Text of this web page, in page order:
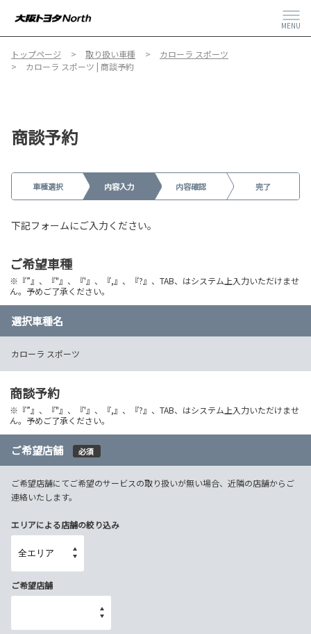
MENU
トップページ 取り扱い車種
カローラ スポーツ
カローラ スポーツ | 商談予約
商談予約
車種選択 内容入力 内容確認 完了
下記フォームにご入力ください。
ご希望車種
※『”』、『"』、『'』、『,』、『?』、TAB、はシステム上入力いただけませ
ん。予めご了承ください。
選択車種名
カローラ スポーツ
商談予約
※『”』、『"』、『'』、『,』、『?』、TAB、はシステム上入力いただけませ
ん。予めご了承ください。
ご希望店舗 必須
ご希望店舗にてご希望のサービスの取り扱いが無い場合、近隣の店舗からご
連絡いたします。
エリアによる店舗の絞り込み
ご希望店舗